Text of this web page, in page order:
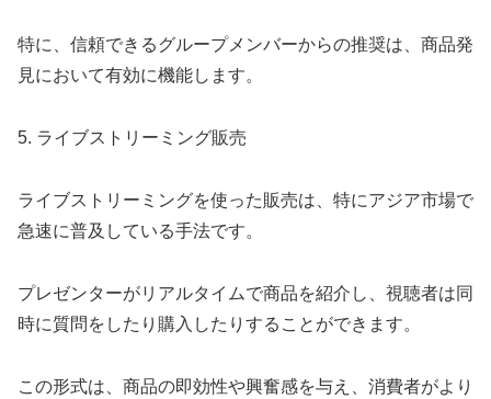
特に、信頼できるグループメンバーからの推奨は、商品発
見において有効に機能します。
5. ライブストリーミング販売
ライブストリーミングを使った販売は、特にアジア市場で
急速に普及している手法です。
プレゼンターがリアルタイムで商品を紹介し、視聴者は同
時に質問をしたり購入したりすることができます。
この形式は、商品の即効性や興奮感を与え、消費者がより